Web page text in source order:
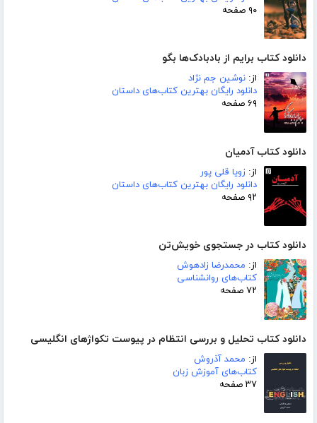
۹۰ صفحه
دانلود کتاب برایم از بادبادک‌ها بگو
از: نوشین جم نژاد
دانلود رایگان بهترین کتاب‌های داستان
۶۹ صفحه
دانلود کتاب آدمیان
از: زویا قلی پور
دانلود رایگان بهترین کتاب‌های داستان
۹۲ صفحه
دانلود کتاب در جستجوی خویش‌تن
از: محمدرضا زادهوش
کتاب‌های روانشناسی
۷۲ صفحه
دانلود کتاب تحلیل و بررسی انتظام در پیوست تکواژهای انگلیسی
از: محمد آذروش
کتاب‌های آموزش زبان
۳۷ صفحه